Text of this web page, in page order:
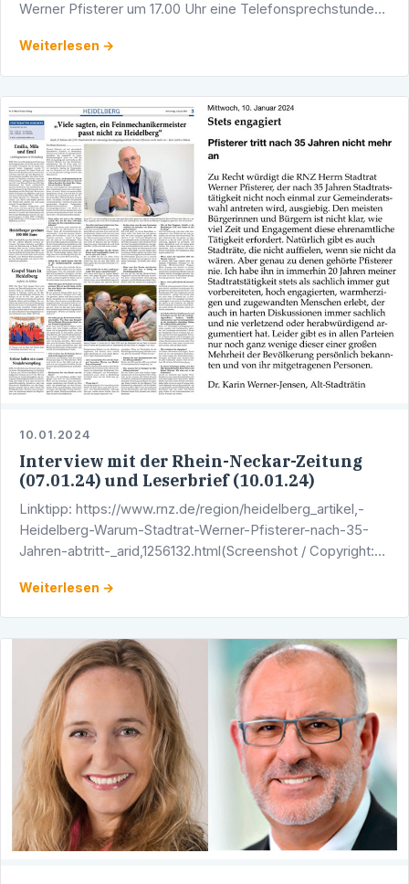
Werner Pfisterer um 17.00 Uhr eine Telefonsprechstunde
Weiterlesen →
10.01.2024
Interview mit der Rhein-Neckar-Zeitung
(07.01.24) und Leserbrief (10.01.24)
Linktipp: https://www.rnz.de/region/heidelberg_artikel,-
Heidelberg-Warum-Stadtrat-Werner-Pfisterer-nach-35-
Jahren-abtritt-_arid,1256132.html(Screenshot / Copyright:
Weiterlesen →